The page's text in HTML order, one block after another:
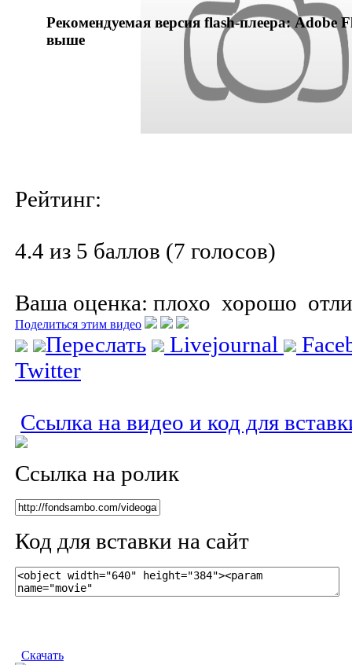
Рекомендуемая версия flash-плеера: Adobe
выше
Рейтинг:
4.4 из 5 баллов (7 голосов)
Ваша оценка: плохо хорошо
Поделиться этим видео
Переслать Livejournal
Twitter
Ссылка на видео и код для
Ссылка на ролик
Код для вставки на сайт
Скачать